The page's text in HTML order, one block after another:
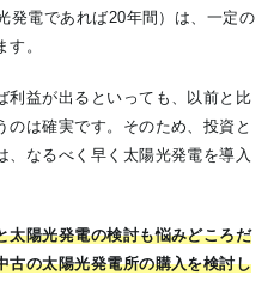
発電であれば20年間）は、一定の
。
利益が出るといっても、以前と比
は確実です。そのため、投資と
、なるべく早く太陽光発電を導入
太陽光発電の検討も悩みどころだ
の太陽光発電所の購入を検討し